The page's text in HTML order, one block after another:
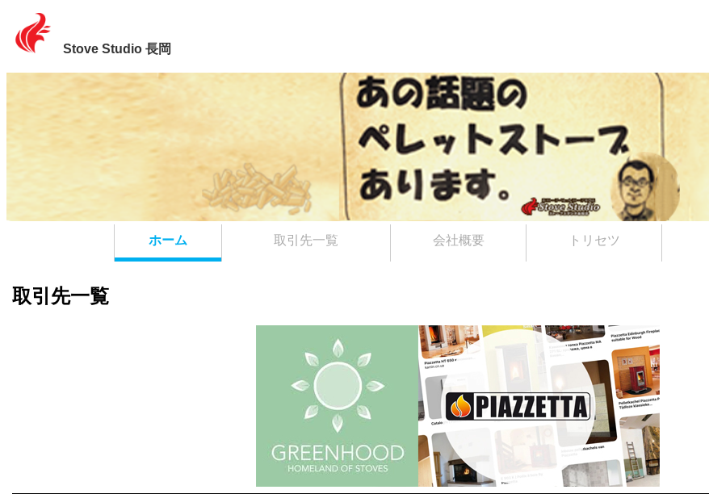
Stove Studio 長岡
ホーム 取引先一覧 会社概要 トリセツ
取引先一覧